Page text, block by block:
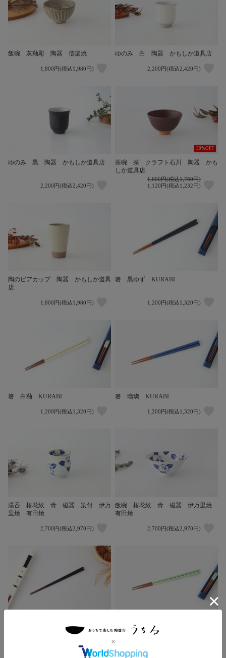
飯碗 灰釉彫 陶器 信楽焼
1,800円(税込1,980円)
ゆのみ 白 陶器 かもしか道具店
2,200円(税込2,420円)
ゆのみ 黒 陶器 かもしか道具店
2,200円(税込2,420円)
30%OFF
茶碗 茶 クラフト石川 陶器 かも
しか道具店
1,600円(税込1,760円)
1,120円(税込1,232円)
陶のビアカップ 陶器 かもしか道具
店
1,800円(税込1,980円)
箸 黒ゆず KURABI
1,200円(税込1,320円)
箸 白釉 KURABI
1,200円(税込1,320円)
箸 瑠璃 KURABI
1,200円(税込1,320円)
湯呑 椿花紋 青 磁器 染付 伊万
里焼 有田焼
2,700円(税込2,970円)
飯碗 椿花紋 青 磁器 伊万里焼
有田焼
2,700円(税込2,970円)